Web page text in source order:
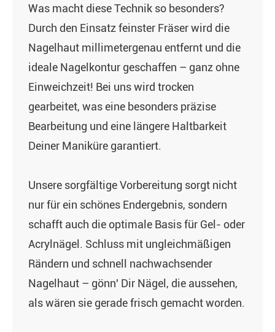
Was macht diese Technik so besonders?
Durch den Einsatz feinster Fräser wird die
Nagelhaut millimetergenau entfernt und die
ideale Nagelkontur geschaffen – ganz ohne
Einweichzeit! Bei uns wird trocken
gearbeitet, was eine besonders präzise
Bearbeitung und eine längere Haltbarkeit
Deiner Maniküre garantiert.
Unsere sorgfältige Vorbereitung sorgt nicht
nur für ein schönes Endergebnis, sondern
schafft auch die optimale Basis für Gel- oder
Acrylnägel. Schluss mit ungleichmäßigen
Rändern und schnell nachwachsender
Nagelhaut – gönn' Dir Nägel, die aussehen,
als wären sie gerade frisch gemacht worden.